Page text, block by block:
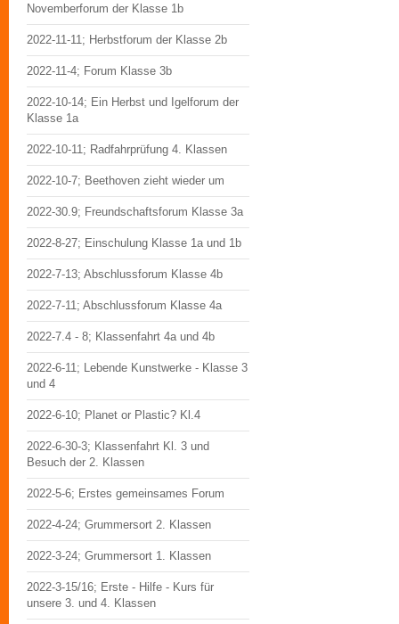
Novemberforum der Klasse 1b
2022-11-11; Herbstforum der Klasse 2b
2022-11-4; Forum Klasse 3b
2022-10-14; Ein Herbst und Igelforum der
Klasse 1a
2022-10-11; Radfahrprüfung 4. Klassen
2022-10-7; Beethoven zieht wieder um
2022-30.9; Freundschaftsforum Klasse 3a
2022-8-27; Einschulung Klasse 1a und 1b
2022-7-13; Abschlussforum Klasse 4b
2022-7-11; Abschlussforum Klasse 4a
2022-7.4 - 8; Klassenfahrt 4a und 4b
2022-6-11; Lebende Kunstwerke - Klasse 3
und 4
2022-6-10; Planet or Plastic? Kl.4
2022-6-30-3; Klassenfahrt Kl. 3 und
Besuch der 2. Klassen
2022-5-6; Erstes gemeinsames Forum
2022-4-24; Grummersort 2. Klassen
2022-3-24; Grummersort 1. Klassen
2022-3-15/16; Erste - Hilfe - Kurs für
unsere 3. und 4. Klassen